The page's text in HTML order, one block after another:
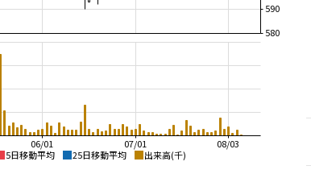
5日移動平均 25日移動平均 出来高(千)
08/03
07/01
06/01
580
590